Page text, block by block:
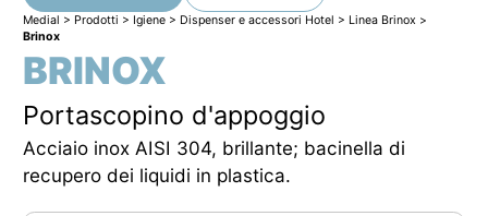
Medial > Prodotti > Igiene> Dispenser e accessori Hotel > Linea Brinox >
Brinox
BRINOX
Portascopino d'appoggio
Acciaio inox AISI 304, brillante; bacinella di
recupero dei liquidi in plastica.